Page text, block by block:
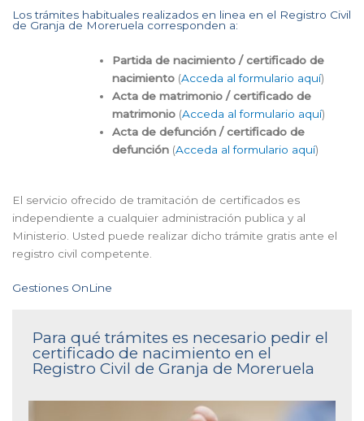
Los trámites habituales realizados en linea en el Registro Civil
de Granja de Moreruela corresponden a:
Partida de nacimiento / certificado de
nacimiento (Acceda al formulario aquí)
Acta de matrimonio / certificado de
matrimonio (Acceda al formulario aquí)
Acta de defunción / certificado de
defunción (Acceda al formulario aquí)
El servicio ofrecido de tramitación de certificados es
independiente a cualquier administración publica y al
Ministerio. Usted puede realizar dicho trámite gratis ante el
registro civil competente.
Gestiones OnLine
Para qué trámites es necesario pedir el
certificado de nacimiento en el
Registro Civil de Granja de Moreruela